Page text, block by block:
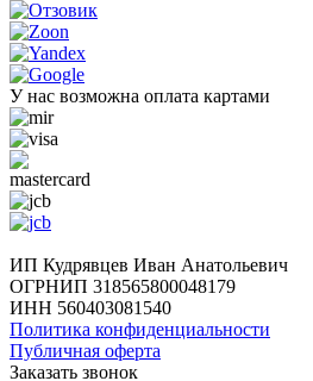
У нас возможна оплата картами
ИП Кудрявцев Иван Анатольевич
ОГРНИП 318565800048179
ИНН 560403081540
Политика конфиденциальности
Публичная оферта
Заказать звонок